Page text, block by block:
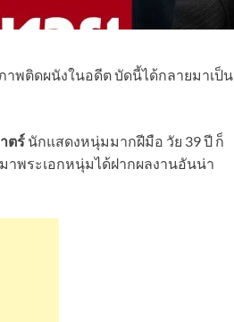
าพติดผนังในอดีต บัดนี้ได้กลายมาเป็น
ตร์ นักแสดงหนุ่มมากฝีมือ วัย 39 ปี ก็
าพระเอกหนุ่มได้ฝากผลงานอันน่า